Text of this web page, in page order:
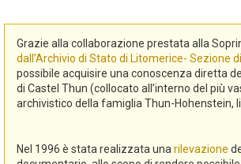
Grazie alla collaborazione prestata alla
dall’Archivio di Stato di Litomerice- Sezione
possibile acquisire una conoscenza diretta
di Castel Thun (collocato all’interno del più
archivistico della famiglia Thun-Hohenstein,
Nel 1996 è stata realizzata una rilevazione